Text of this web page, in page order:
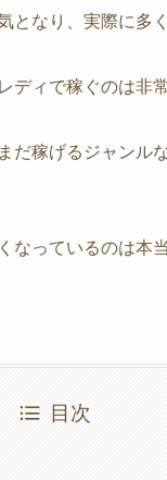
なり、実際に多
ィで稼ぐのは非
だ稼げるジャンル
なっているのは本
目次